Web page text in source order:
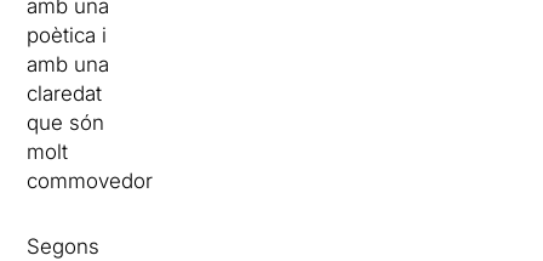
amb una
poètica i
amb una
claredat
que són
molt
commovedores”.
Segons